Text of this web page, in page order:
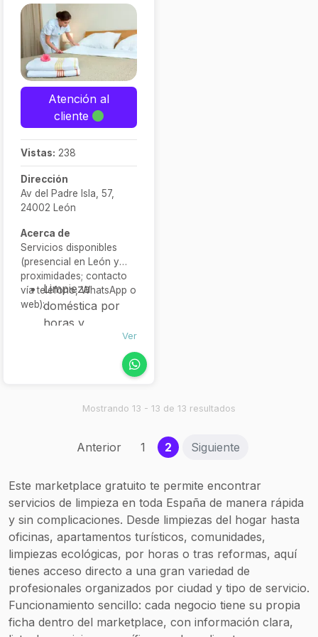
Atención al
cliente
Vistas: 238
Dirección
Av del Padre Isla, 57,
24002 León
Acerca de
Servicios disponibles
(presencial en León y
proximidades; contacto
vía teléfono, WhatsApp o
web):
Limpieza
doméstica por
horas y
oficinas y locales
Mantenimiento
(escaleras,
domicilio de
personas
mayores o
enfermos
Servicios de
internas 24h o
empleadas
externas en
hogar
Ver
Mostrando 13 - 13 de 13 resultados
Anterior 1 2(current)
Siguiente
Este marketplace gratuito te permite encontrar
servicios de limpieza en toda España de manera rápida
y sin complicaciones. Desde limpiezas del hogar hasta
oficinas, apartamentos turísticos, comunidades,
limpiezas ecológicas, por horas o tras reformas, aquí
tienes acceso directo a una gran variedad de
profesionales organizados por ciudad y tipo de servicio.
Funcionamiento sencillo: cada negocio tiene su propia
ficha dentro del marketplace, con información clara,